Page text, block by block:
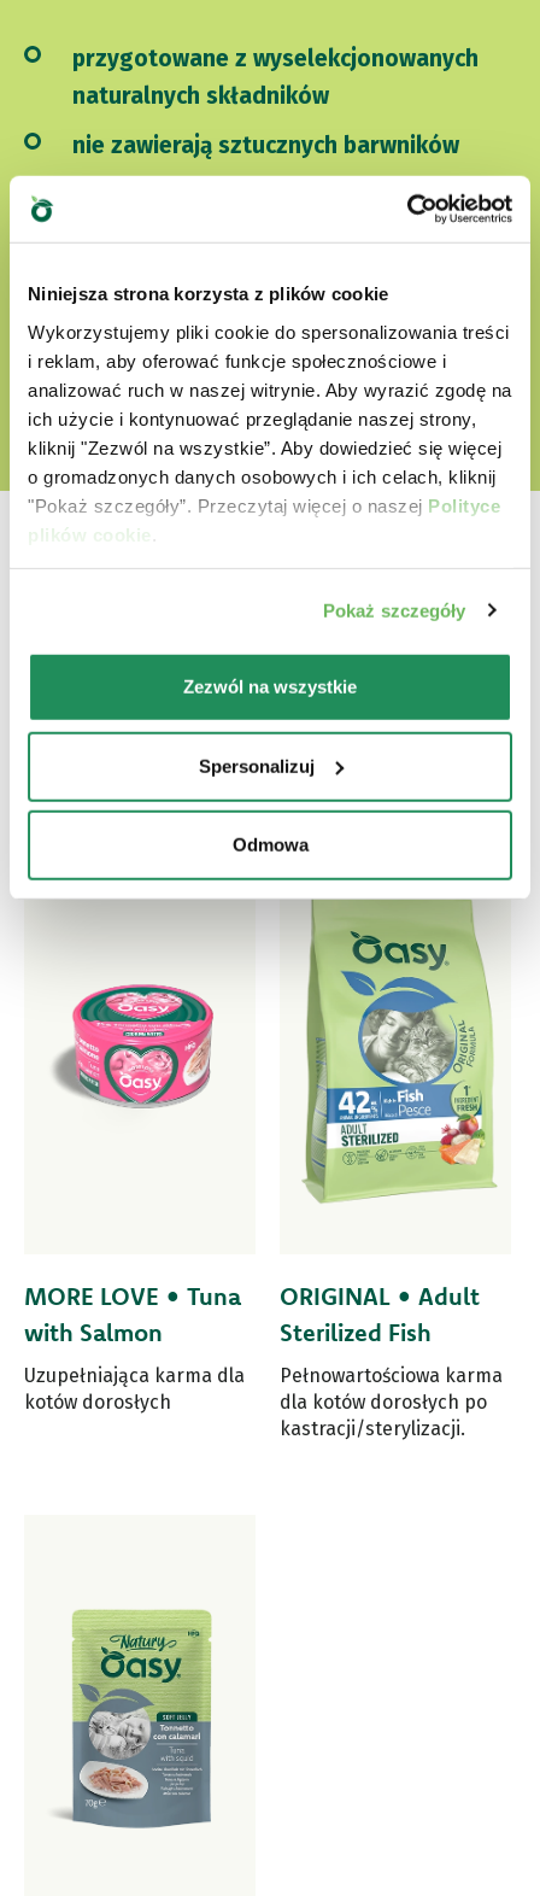
Niniejsza strona korzysta z plików cookie
Wykorzystujemy pliki cookie do spersonalizowania treści
i reklam, aby oferować funkcje społecznościowe i
analizować ruch w naszej witrynie. Aby wyrazić zgodę na
ich użycie i kontynuować przeglądanie naszej strony,
kliknij "Zezwól na wszystkie”. Aby dowiedzieć się więcej
o gromadzonych danych osobowych i ich celach, kliknij
"Pokaż szczegóły”. Przeczytaj więcej o naszej Polityce
plików cookie
Pokaż szczegóły
Zezwól na wszystkie
Spersonalizuj
Odmowa
przygotowane z wyselekcjonowanych
naturalnych składników
nie zawierają sztucznych barwników
Cruelty free
ODKRYJ NASZ ŚWIAT MIŁOŚCI
Która jest ich ulubioną?
Poznaj nasze najlepsze produkty dla Twojego
zwierzaka
MORE LOVE • Tuna
with Salmon
Uzupełniająca karma dla
kotów dorosłych
ORIGINAL • Adult
Sterilized Fish
Pełnowartościowa karma
dla kotów dorosłych po
kastracji/sterylizacji.